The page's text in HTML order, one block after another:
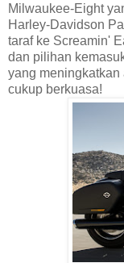
Milwaukee-Eight
Harley-Davidson
taraf ke Screamin'
dan pilihan
yang
cukup berkuasa!